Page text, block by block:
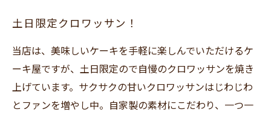
土日限定クロワッサン！
当店は、美味しいケーキを手軽に楽しんでいただけるケ
ーキ屋ですが、土日限定ので自慢のクロワッサンを焼き
上げています。サクサクの甘いクロワッサンはじわじわ
とファンを増やし中。自家製の素材にこだわり、一つ一